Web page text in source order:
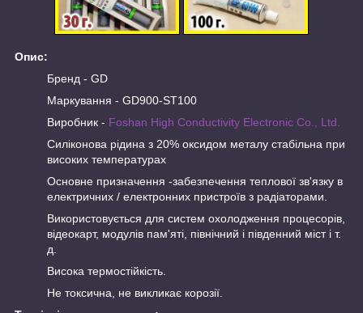
Опис:
Бренд - GD
Маркування - GD900-ST100
Виробник - Foshan High Conductivity Electronic Co., Ltd.
Силіконова рідина з 20% оксидом металу стабільна при
високих температурах
Основне призначення -забезпечення теплової зв'язку в
електричних / електронних пристроїв з радіаторами.
Використовується для систем охолодження процесорів,
відеокарт, модулів пам'яті, північний і південний міст і т.
д.
Висока термостійкість.
Не токсична, не викликає корозії.